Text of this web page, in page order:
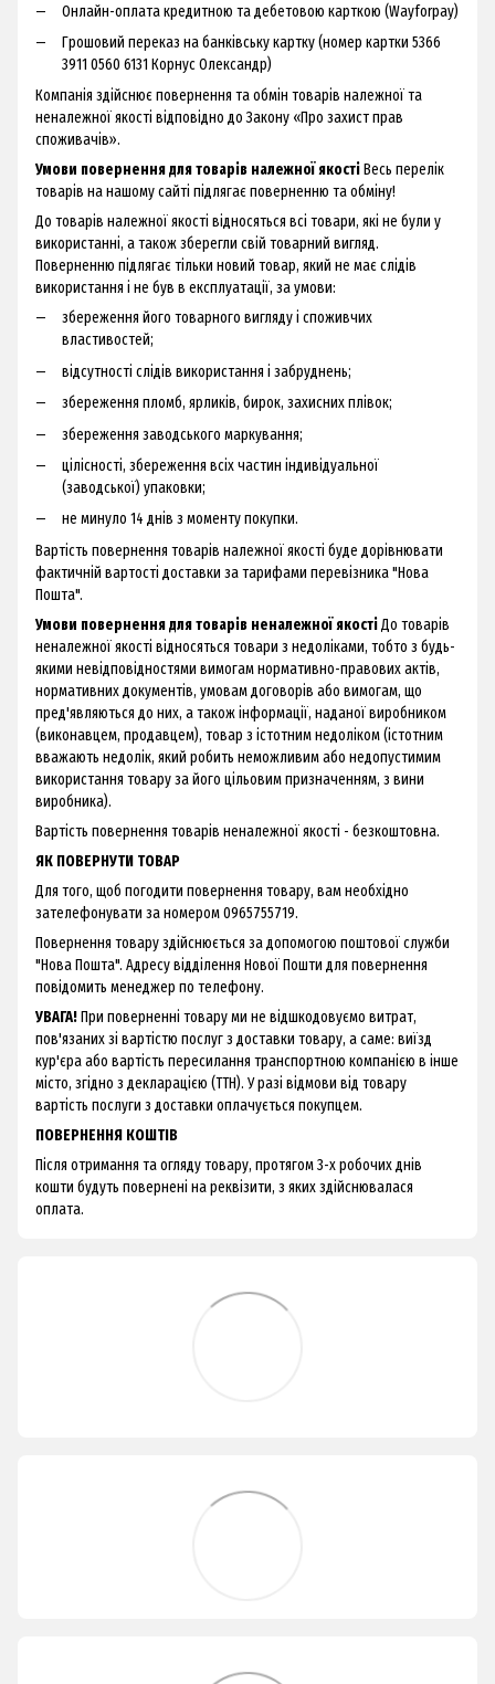
Онлайн-оплата кредитною та дебетовою карткою (Wayforpay)
Грошовий переказ на банківську картку (номер картки 5366
3911 0560 6131 Корнус Олександр)
Компанія здійснює повернення та обмін товарів належної та
неналежної якості відповідно до Закону «Про захист прав
споживачів».
Умови повернення для товарів належної якостіВесь перелік
товарів на нашому сайті підлягає поверненню та обміну!
До товарів належної якості відносяться всі товари, які не були у
використанні, а також зберегли свій товарний вигляд.
Поверненню підлягає тільки новий товар, який не має слідів
використання і не був в експлуатації, за умови:
збереження його товарного вигляду і споживчих
властивостей;
відсутності слідів використання і забруднень;
збереження пломб, ярликів, бирок, захисних плівок;
збереження заводського маркування;
цілісності, збереження всіх частин індивідуальної
(заводської) упаковки;
не минуло 14 днів з моменту покупки.
Вартість повернення товарів належної якості буде дорівнювати
фактичній вартості доставки за тарифами перевізника "Нова
Пошта".
Умови повернення для товарів неналежної якостіДо товарів
неналежної якості відносяться товари з недоліками, тобто з будь-
якими невідповідностями вимогам нормативно-правових актів,
нормативних документів, умовам договорів або вимогам, що
пред'являються до них, а також інформації, наданої виробником
(виконавцем, продавцем), товар з істотним недоліком (істотним
вважають недолік, який робить неможливим або недопустимим
використання товару за його цільовим призначенням, з вини
виробника).
Вартість повернення товарів неналежної якості - безкоштовна.
ЯК ПОВЕРНУТИ ТОВАР
Для того, щоб погодити повернення товару, вам необхідно
зателефонувати за номером 0965755719.
Повернення товару здійснюється за допомогою поштової служби
"Нова Пошта". Адресу відділення Нової Пошти для повернення
повідомить менеджер по телефону.
УВАГА!При поверненні товару ми не відшкодовуємо витрат,
пов'язаних зі вартістю послуг з доставки товару, а саме: виїзд
кур'єра або вартість пересилання транспортною компанією в інше
місто, згідно з декларацією (ТТН). У разі відмови від товару
вартість послуги з доставки оплачується покупцем.
ПОВЕРНЕННЯ КОШТІВ
Після отримання та огляду товару, протягом 3-х робочих днів
кошти будуть повернені на реквізити, з яких здійснювалася
оплата.